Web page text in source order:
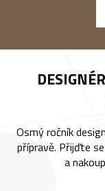
Osmý ročník
přípravě. Přijďte
a